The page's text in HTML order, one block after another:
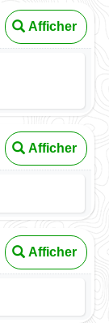
Afficher
Afficher
Afficher